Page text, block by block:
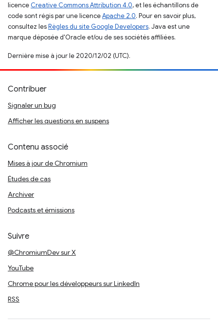
licence Creative Commons Attribution 4.0, et les échantillons de
code sont régis par une licenceApache 2.0. Pour en savoir plus,
consultez lesRègles du site Google Developers. Java est une
marque déposée d'Oracle et/ou de ses sociétés affiliées.
Dernière mise à jour le 2020/12/02 (UTC).
Contribuer
Signaler un bug
Afficher les questions en suspens
Contenu associé
Mises à jour de Chromium
Études de cas
Archiver
Podcasts et émissions
Suivre
@ChromiumDev sur X
YouTube
Chrome pour les développeurs sur LinkedIn
RSS